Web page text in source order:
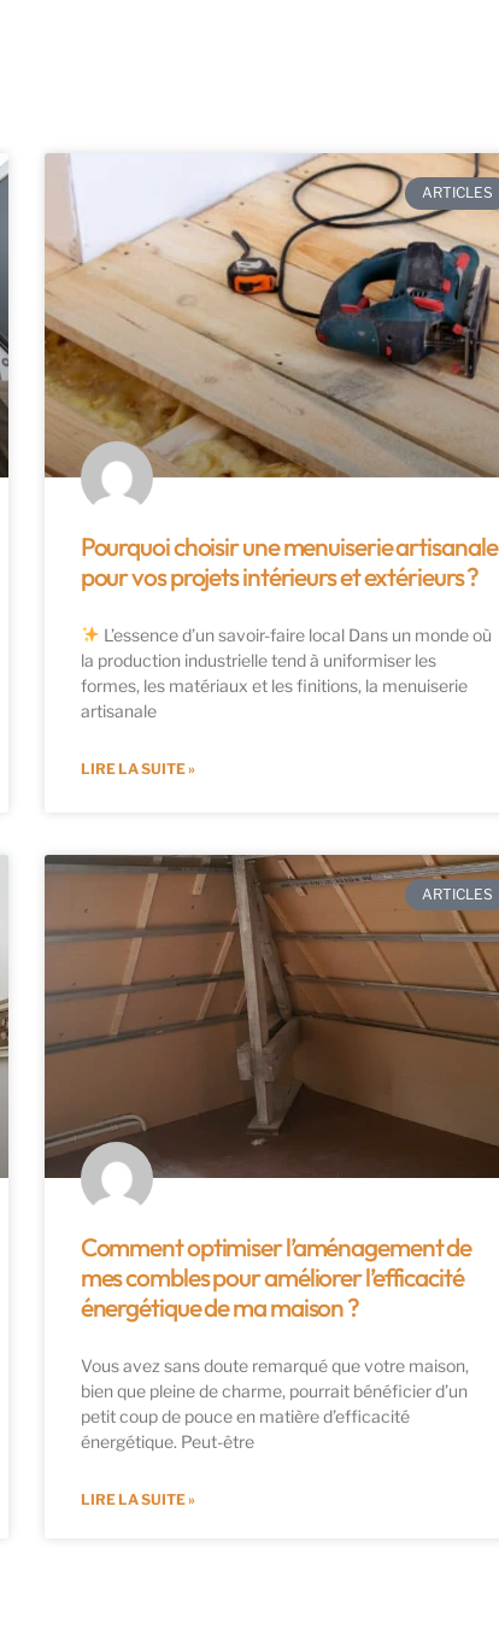
ARTICLES
Pourquoi choisir une menuiserie artisanale
pour vos projets intérieurs et extérieurs ?
L’essence d’un savoir-faire local Dans un monde où
la production industrielle tend à uniformiser les
formes, les matériaux et les finitions, la menuiserie
artisanale
LIRE LA SUITE »
ARTICLES
Comment optimiser l’aménagement de
mes combles pour améliorer l’efficacité
énergétique de ma maison ?
Vous avez sans doute remarqué que votre maison,
bien que pleine de charme, pourrait bénéficier d’un
petit coup de pouce en matière d’efficacité
énergétique. Peut-être
LIRE LA SUITE »